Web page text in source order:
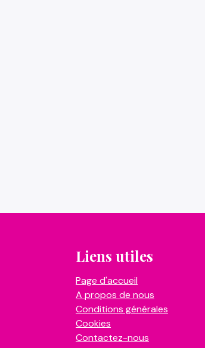
Liens utiles
Page d'accueil
A propos de nous
Conditions générales
Cookies
Contactez-nous